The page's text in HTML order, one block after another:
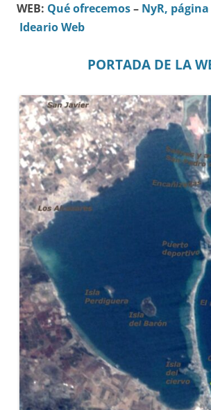
WEB: Qué ofrecemos– NyR,
Ideario Web
PORTADA DE LA